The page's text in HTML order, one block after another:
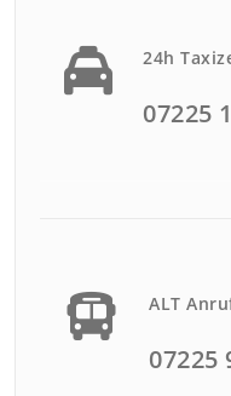
24h
07225
ALT
07225